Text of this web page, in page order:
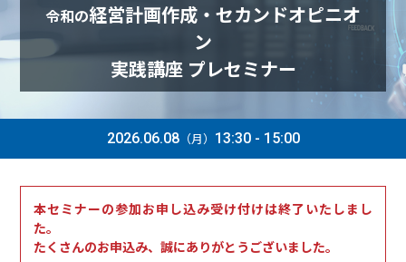
令和の経営計画作成・セカンドオピニオ
ン
実践講座 プレセミナー
2026.06.08（月） 13:30 - 15:00
本セミナーの参加お申し込み受け付けは終了いたしまし
た。
たくさんのお申込み、誠にありがとうございました。